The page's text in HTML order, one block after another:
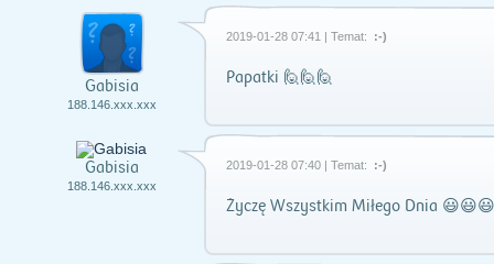
Gabisia
188.146.xxx.xxx
2019-01-28 07:41 | Temat: :-)
Papatki 🙋🙋🙋
Gabisia
188.146.xxx.xxx
2019-01-28 07:40 | Temat: :-)
Życzę Wszystkim Miłego Dnia 😃😃😃